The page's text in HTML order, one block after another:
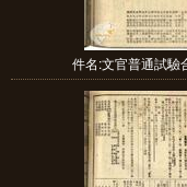
件名:文官普通試驗